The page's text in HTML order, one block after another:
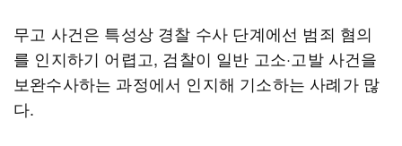
무고 사건은 특성상 경찰 수사 단계에선 범죄 혐의
를 인지하기 어렵고, 검찰이 일반 고소·고발 사건을
보완수사하는 과정에서 인지해 기소하는 사례가 많
다.